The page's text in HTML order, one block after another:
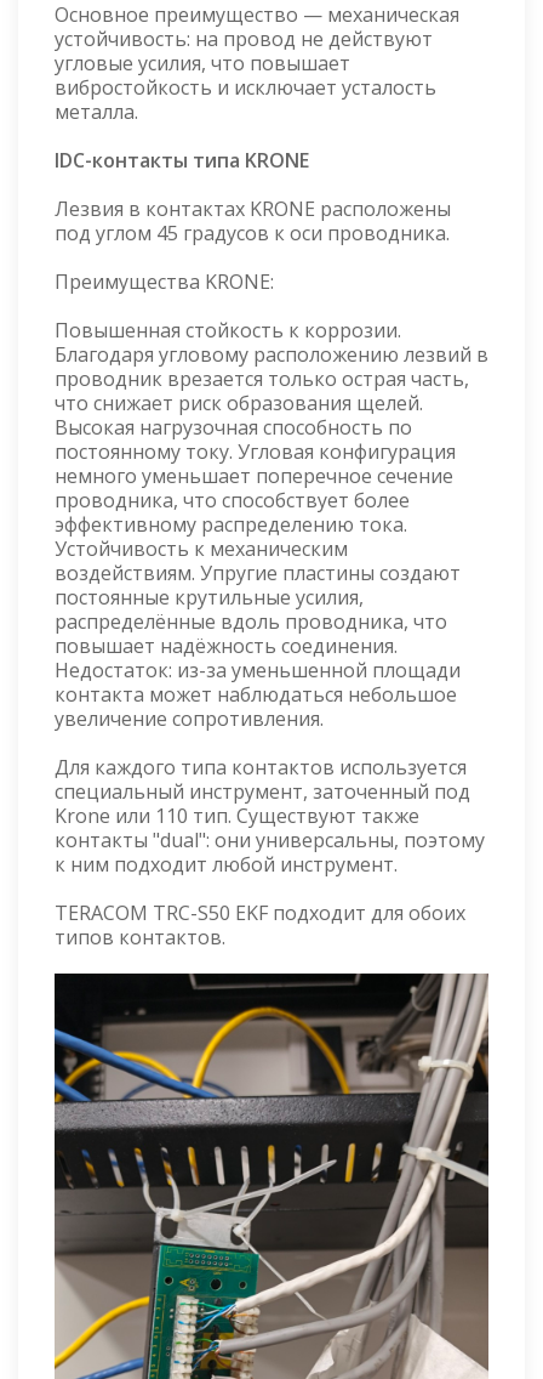
Основное преимущество — механическая
устойчивость: на провод не действуют
угловые усилия, что повышает
вибростойкость и исключает усталость
металла.
IDC-контакты типа KRONE
Лезвия в контактах KRONE расположены
под углом 45 градусов к оси проводника.
Преимущества KRONE:
Повышенная стойкость к коррозии.
Благодаря угловому расположению лезвий в
проводник врезается только острая часть,
что снижает риск образования щелей.
Высокая нагрузочная способность по
постоянному току. Угловая конфигурация
немного уменьшает поперечное сечение
проводника, что способствует более
эффективному распределению тока.
Устойчивость к механическим
воздействиям. Упругие пластины создают
постоянные крутильные усилия,
распределённые вдоль проводника, что
повышает надёжность соединения.
Недостаток: из-за уменьшенной площади
контакта может наблюдаться небольшое
увеличение сопротивления.
Для каждого типа контактов используется
специальный инструмент, заточенный под
Krone или 110 тип. Существуют также
контакты "dual": они универсальны, поэтому
к ним подходит любой инструмент.
TERACOM TRC-S50 EKF подходит для обоих
типов контактов.